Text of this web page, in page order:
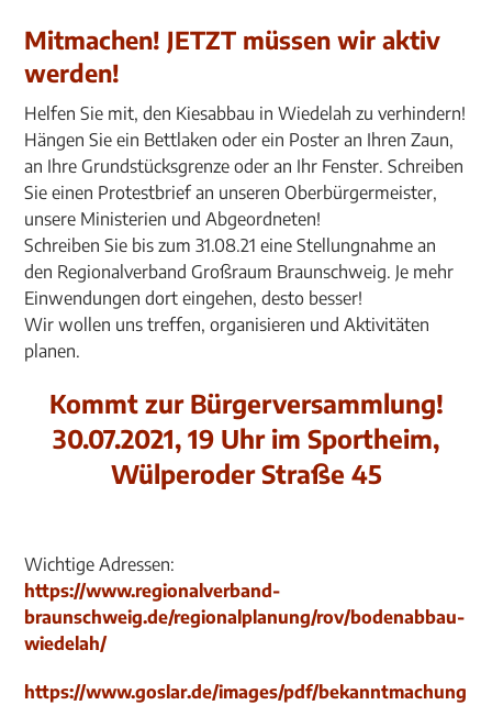
Mitmachen! JETZT müssen wir aktiv
werden!
Helfen Sie mit, den Kiesabbau in Wiedelah zu verhindern!
Hängen Sie ein Bettlaken oder ein Poster an Ihren Zaun,
an Ihre Grundstücksgrenze oder an Ihr Fenster. Schreiben
Sie einen Protestbrief an unseren Oberbürgermeister,
unsere Ministerien und Abgeordneten!
Schreiben Sie bis zum 31.08.21 eine Stellungnahme an
den Regionalverband Großraum Braunschweig. Je mehr
Einwendungen dort eingehen, desto besser!
Wir wollen uns treffen, organisieren und Aktivitäten
planen.
Kommt zur Bürgerversammlung!
30.07.2021, 19 Uhr im Sportheim,
Wülperoder Straße 45
Wichtige Adressen:
https://www.regionalverband-
braunschweig.de/regionalplanung/rov/bodenabbau-
wiedelah/
https://www.goslar.de/images/pdf/bekanntmachung